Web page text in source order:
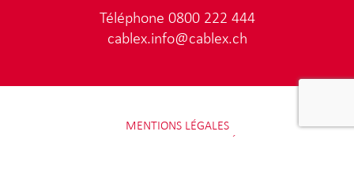
Téléphone 0800 222 444
cablex.info@cablex.ch
MENTIONS LÉGALES
PROTECTION DES DONNÉES